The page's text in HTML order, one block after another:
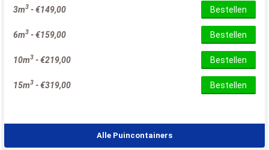
3m3 -€149,00 Bestellen
6m3 -€159,00 Bestellen
10m3 -€219,00 Bestellen
15m3 -€319,00 Bestellen
Alle Puincontainers